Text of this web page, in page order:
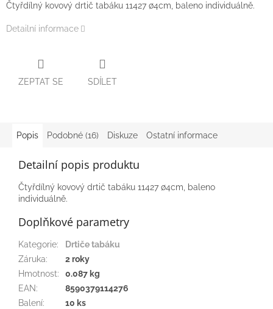
Čtyřdílný kovový drtič tabáku 11427 ∅4cm, baleno individuálně.
Detailní informace
ZEPTAT SE SDÍLET
Popis Podobné (16) Diskuze Ostatní informace
Detailní popis produktu
Čtyřdílný kovový drtič tabáku 11427 ∅4cm, baleno
individuálně.
Doplňkové parametry
Kategorie:
Drtiče tabáku
Záruka:
2 roky
Hmotnost:
0.087 kg
EAN:
8590379114276
Balení: 10 ks